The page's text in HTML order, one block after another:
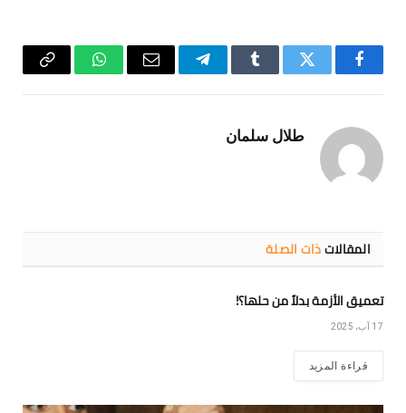
فيسبوكتويتر Tumblr تيلقرام البريد
واتسابCopy
طلال سلمان
المقالاتذات الصلة
تعميق الأزمة بدلاً من حلها؟!
17 آب، 2025
قراءة المزيد